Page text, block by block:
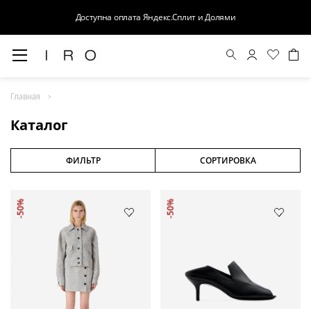
Доступна оплата Яндекс.Сплит и Долями
Главная
Каталог
ФИЛЬТР СОРТИРОВКА
-50% -50%